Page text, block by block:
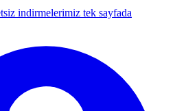
indirmelerimiz tek sayfada